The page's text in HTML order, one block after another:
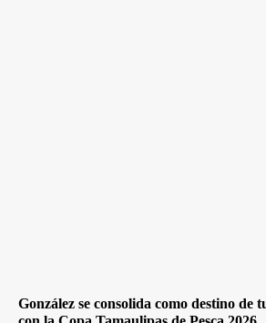
González se consolida como destino de